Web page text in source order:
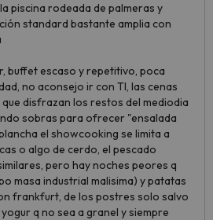
piscina rodeada de palmeras y
standard bastante amplia con
buffet escaso y repetitivo, poca
no aconsejo ir con TI, las cenas
disfrazan los restos del mediodia
sobras para ofrecer "ensalada
el showcooking se limita a
o algo de cerdo, el pescado
pero hay noches peores q
masa industrial malisima) y patatas
frankfurt, de los postres solo salvo
q no sea a granel y siempre